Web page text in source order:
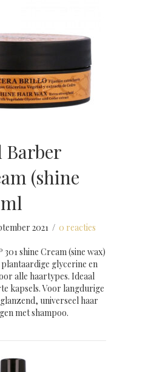
Barber
(shine
2021 / 0 reacties
shine Cream (sine wax)
glycerine en
alle haartypes. Ideaal
kapsels. Voor langdurige
universeel haar
met shampoo.